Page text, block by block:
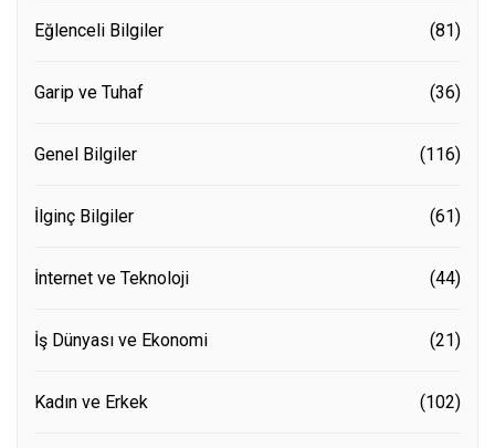
Eğlenceli Bilgiler (81)
Garip ve Tuhaf (36)
Genel Bilgiler (116)
İlginç Bilgiler (61)
İnternet ve Teknoloji (44)
İş Dünyası ve Ekonomi (21)
Kadın ve Erkek (102)